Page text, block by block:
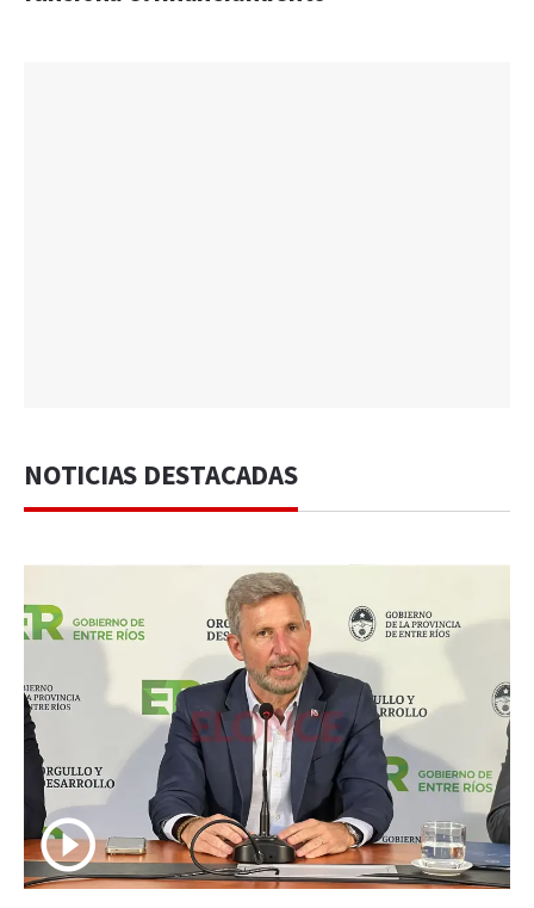
NOTICIAS DESTACADAS